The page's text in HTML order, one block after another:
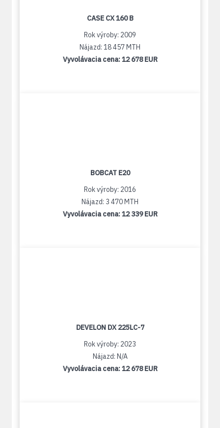
CASE CX 160 B
Rok výroby: 2009
Nájazd: 18 457 MTH
Vyvolávacia cena:12 678 EUR
BOBCAT E20
Rok výroby: 2016
Nájazd: 3 470 MTH
Vyvolávacia cena:12 339 EUR
DEVELON DX 225LC-7
Rok výroby: 2023
Nájazd: N/A
Vyvolávacia cena:12 678 EUR